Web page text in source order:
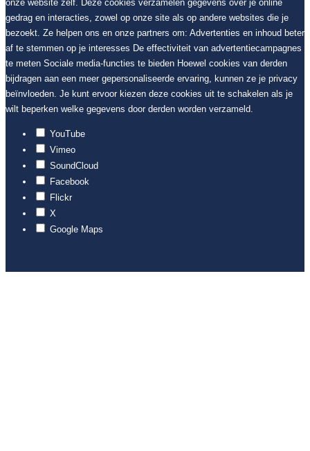
onze website zelf. Deze cookies verzamelen gegevens over je online
gedrag en interacties, zowel op onze site als op andere websites die je
bezoekt. Ze helpen ons en onze partners om: Advertenties en inhoud beter
af te stemmen op je interesses De effectiviteit van advertentiecampagnes
te meten Sociale media-functies te bieden Hoewel cookies van derden
bijdragen aan een meer gepersonaliseerde ervaring, kunnen ze je privacy
beïnvloeden. Je kunt ervoor kiezen deze cookies uit te schakelen als je
wilt beperken welke gegevens door derden worden verzameld.
YouTube
Vimeo
SoundCloud
Facebook
Flickr
X
Google Maps